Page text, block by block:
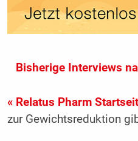
Bisherige Interviews
« Relatus Pharm
zur Gewichtsreduktion